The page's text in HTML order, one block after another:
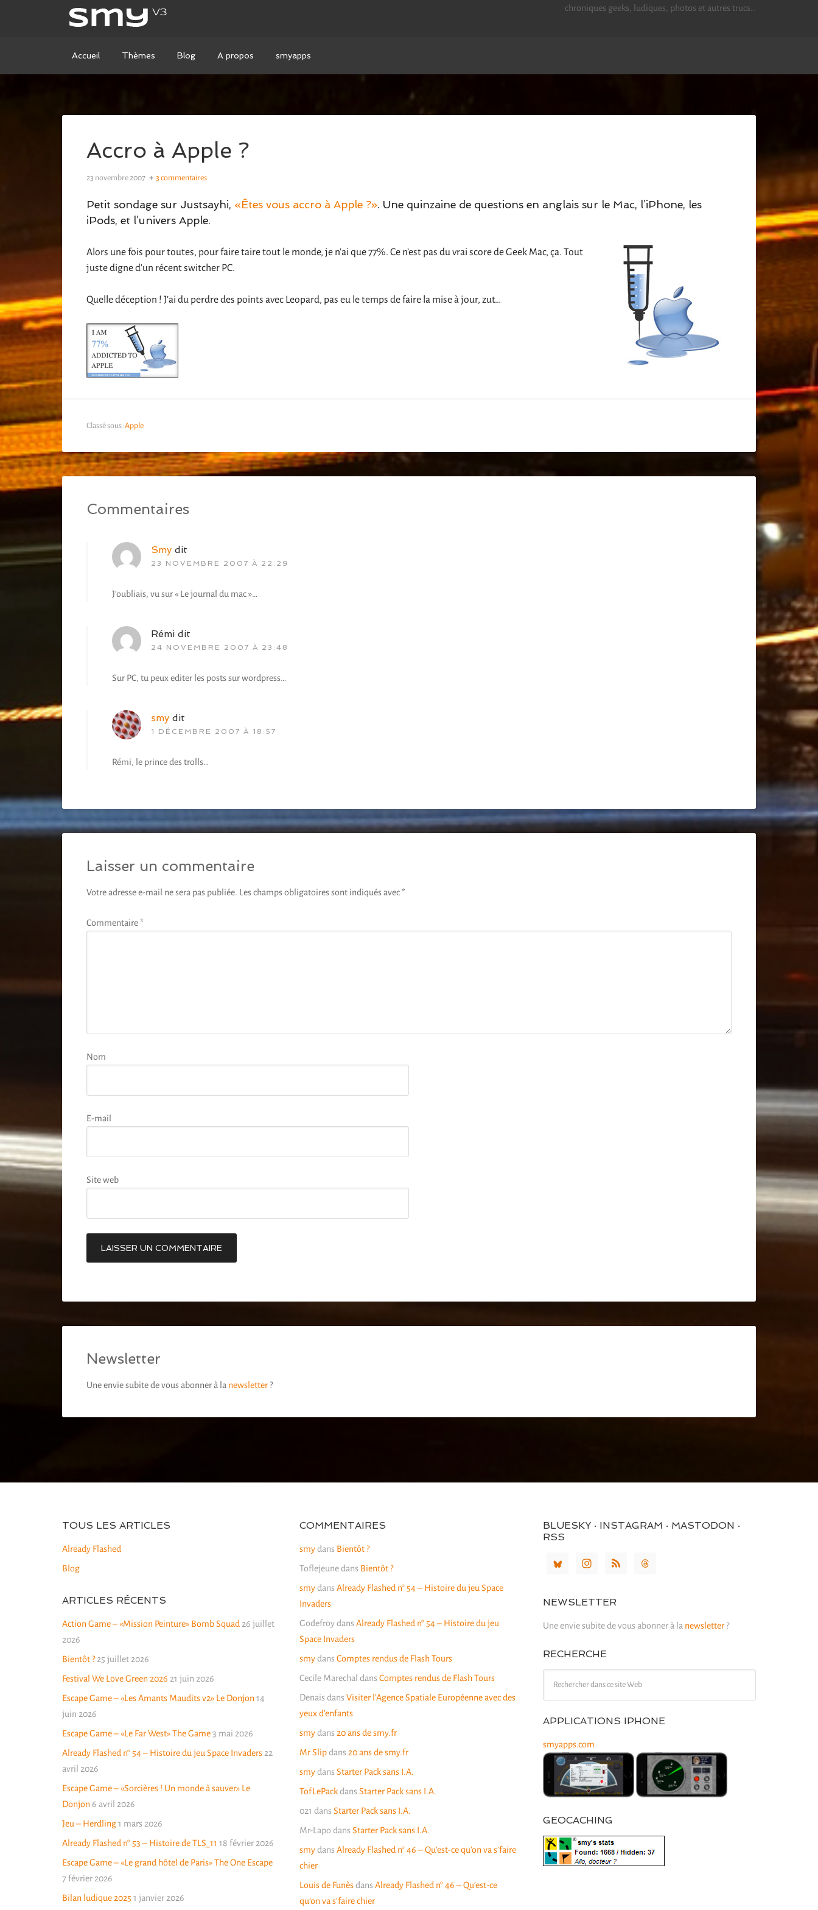
chroniques geeks, ludiques, photos et autres trucs…
Accueil Thèmes Blog A propos smyapps
Accro à Apple ?
23 novembre 2007 3 commentaires
Petit sondage sur Justsayhi, «Êtes vous accro à Apple ?». Une quinzaine de questions en anglais sur le Mac, l’iPhone, les
iPods, et l’univers Apple.
Alors une fois pour toutes, pour faire taire tout le monde, je n’ai que 77%. Ce n’est pas du vrai score de Geek Mac, ça. Tout
juste digne d’un récent switcher PC.
Quelle déception ! J’ai du perdre des points avec Leopard, pas eu le temps de faire la mise à jour, zut…
Classé sous :Apple
Commentaires
Smy dit
23 NOVEMBRE 2007 À 22:29
J’oubliais, vu sur « Le journal du mac »…
Rémi dit
24 NOVEMBRE 2007 À 23:48
Sur PC, tu peux editer les posts sur wordpress…
smy dit
1 DÉCEMBRE 2007 À 18:57
Rémi, le prince des trolls…
Laisser un commentaire
Votre adresse e-mail ne sera pas publiée. Les champs obligatoires sont indiqués avec*
Commentaire*
Nom
E-mail
Site web
Newsletter
Une envie subite de vous abonner à la newsletter ?
TOUS LES ARTICLES
Already Flashed
Blog
ARTICLES RÉCENTS
Action Game – «Mission Peinture» Bomb Squad26 juillet
2026
Bientôt ?25 juillet 2026
Festival We Love Green 2026 21 juin 2026
Escape Game – «Les Amants Maudits v2» Le Donjon14
juin 2026
Escape Game – «Le Far West» The Game3 mai 2026
Already Flashed n° 54 – Histoire du jeu Space Invaders22
avril 2026
Escape Game – «Sorcières ! Un monde à sauver» Le
Donjon6 avril 2026
Jeu – Herdling1 mars 2026
Already Flashed n° 53 – Histoire de TLS_11 18 février 2026
Escape Game – «Le grand hôtel de Paris» The One Escape
7 février 2026
Bilan ludique 2025 1 janvier 2026
COMMENTAIRES
smydans Bientôt ?
Toflejeunedans Bientôt ?
smydans Already Flashed n° 54 – Histoire du jeu Space
Invaders
Godefroydans Already Flashed n° 54 – Histoire du jeu
Space Invaders
smydans Comptes rendus de Flash Tours
Cecile Marechal dans Comptes rendus de Flash Tours
Denais dans Visiter l’Agence Spatiale Européenne avec des
yeux d’enfants
smydans 20 ans de smy.fr
Mr Slipdans 20 ans de smy.fr
smydans Starter Pack sans I.A.
TofLePackdans Starter Pack sans I.A.
021 dans Starter Pack sans I.A.
Mr-Lapo dans Starter Pack sans I.A.
smydans Already Flashed n° 46 – Qu’est-ce qu’on va s’faire
chier
Louis de Funèsdans Already Flashed n° 46 – Qu’est-ce
qu’on va s’faire chier
BLUESKY · INSTAGRAM · MASTODON ·
RSS
NEWSLETTER
Une envie subite de vous abonner à la newsletter ?
RECHERCHE
APPLICATIONS IPHONE
smyapps.com
GEOCACHING